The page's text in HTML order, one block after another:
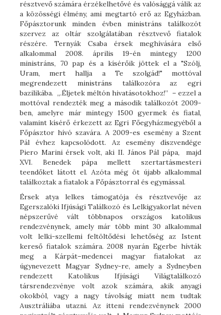
résztvevő számára érzékelhetővé és valósággá válik az
a közösségi élmény, ami megtartó erő az Egyházban.
Főpásztorunk minden évben ministráns találkozót
szervez az oltár szolgálatában résztvevő fiatalok
részére. Ternyák Csaba érsek meghívására első
alkalommal 2008. április 19-én mintegy 1200
ministráns, 70 pap és a kísérőik jöttek el a "Szólj,
Uram, mert hallja a Te szolgád!" mottóval
megrendezett ministráns találkozóra az egri
bazilikába. „.Éljetek méltón hivatásotokhoz!” – ezzel a
mottóval rendezték meg a második találkozót 2009-
ben, amelyre már mintegy 1500 gyermek és fiatal,
valamint kísérő érkezett az Egri Főegyházmegyéből a
Főpásztor hívó szavára. A 2009-es esemény a Szent
Pál évhez kapcsolódott. Az esemény díszvendége
Piero Marini érsek volt, aki II. János Pál pápa, majd
XVI. Benedek pápa mellett szertartásmesteri
teendőket látott el. Azóta még öt újabb alkalommal
találkoztak a fiatalok a Főpásztorral és egymással.
Érsek atya lelkes támogatója és résztvevője az
Egerszalóki Ifjúsági Találkozó és Lelkigyakorlat néven
népszerűvé vált többnapos országos katolikus
rendezvénynek, amely már több mint 30 alkalommal
volt lelki-szellemi feltöltődési lehetőség az Istent
kereső fiatalok számára. 2008 nyarán Egerbe hívták
meg a Kárpát–medencei magyar fiatalokat az
úgynevezett Magyar Sydney-re, amely a Sydneyben
rendezett Katolikus Ifjúsági Világtalálkozó
társrendezvénye volt azok számára, akik anyagi
okokból, vagy a nagy távolság miatt nem tudtak
Ausztráliába utazni. Az itteni rendezvénynek 2000